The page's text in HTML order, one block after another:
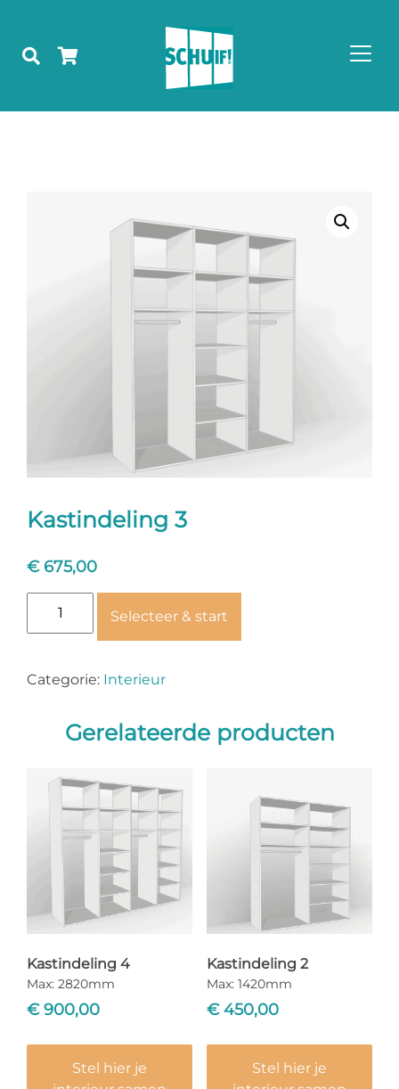
Kastindeling 3
€675,00
Selecteer & start
Categorie: Interieur
Gerelateerde producten
Kastindeling 4
Max: 2820mm
€900,00
Stel hier je
Kastindeling 2
Max: 1420mm
€450,00
Stel hier je